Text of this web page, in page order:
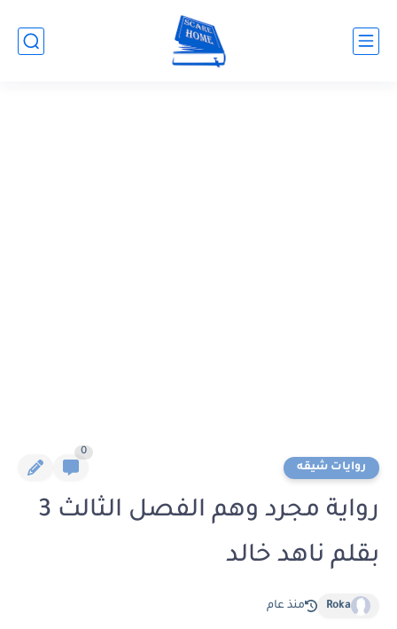
روايات شيقه
0
رواية مجرد وهم الفصل الثالث 3
بقلم ناهد خالد
Roka منذ عام